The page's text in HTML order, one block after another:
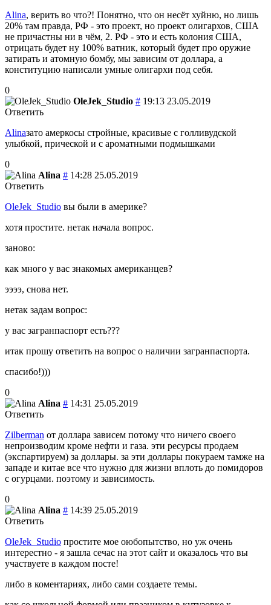
Alina, верить во что?! Понятно, что он несёт хуйню, но лишь
20% там правда, РФ - это проект, но проект олигархов, США
не причастны ни в чём, 2. РФ - это и есть колония США,
отрицать будет ну 100% ватник, который будет про оружие
затирать и атомную бомбу, мы зависим от доллара, а
конституцию написали умные олигархи под себя.
0
OleJek_Studio # 19:13 23.05.2019
Ответить
Alinaзато амеркосы стройные, красивые с голливудской
улыбкой, прической и с ароматными подмышками
0
Alina # 14:28 25.05.2019
Ответить
OleJek_Studio вы были в америке?
хотя простите. нетак начала вопрос.
заново:
как много у вас знакомых американцев?
ээээ, снова нет.
нетак задам вопрос:
у вас загранпаспорт есть???
итак прошу ответить на вопрос о наличии загранпаспорта.
спасибо!)))
0
Alina # 14:31 25.05.2019
Ответить
Zilberman от доллара зависем потому что ничего своего
непроизводим кроме нефти и газа. эти ресурсы продаем
(экспартируем) за доллары. за эти доллары покураем тамже на
западе и китае все что нужно для жизни вплоть до помидоров
с огурцами. поэтому и зависимость.
0
Alina # 14:39 25.05.2019
Ответить
OleJek_Studio простите мое оюбопытство, но уж очень
интерестно - я зашла сечас на этот сайт и оказалось что вы
участвуете в каждом посте!
либо в коментариях, либо сами создаете темы.